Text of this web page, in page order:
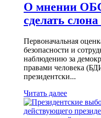
О мнении
сделать
Первоначальная
безопасности и
наблюдению за
правами человека
президентски...
Читать далее